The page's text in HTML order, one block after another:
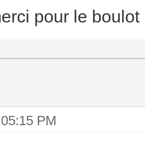
pour le boulot
PM